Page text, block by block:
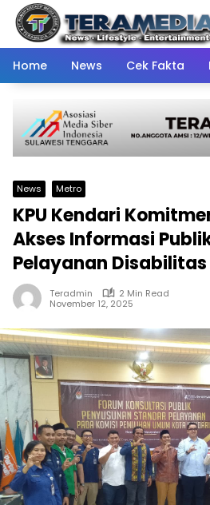
Skip
content
Home
News Cek Fakta
News Metro
KPU Kendari
Akses Informasi
Pelayanan Disabilitas
Teradmin
2 Min Read
November 12, 2025